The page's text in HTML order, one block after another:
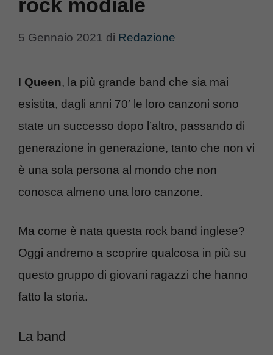
rock modiale
5 Gennaio 2021 di Redazione
I Queen, la più grande band che sia mai
esistita, dagli anni 70′ le loro canzoni sono
state un successo dopo l’altro, passando di
generazione in generazione, tanto che non vi
è una sola persona al mondo che non
conosca almeno una loro canzone.
Ma come è nata questa rock band inglese?
Oggi andremo a scoprire qualcosa in più su
questo gruppo di giovani ragazzi che hanno
fatto la storia.
La band